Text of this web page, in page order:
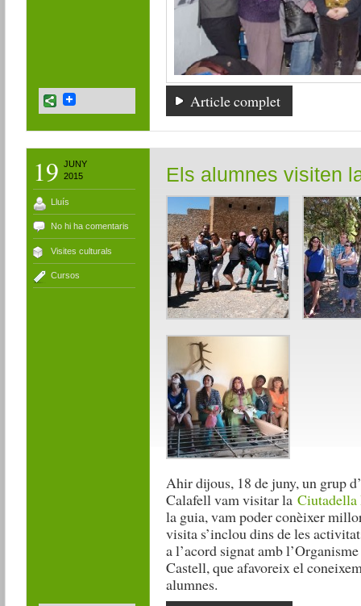
Article complet
19 JUNY
2015
Lluís
No hi ha comentaris
Visites culturals
Cursos
Els alumnes visiten
Ahir dijous, 18 de juny, un grup
Calafell vam visitar la Ciutadella
la guia, vam poder conèixer
visita s’inclou dins de les
a l’acord signat amb
Castell, que afavoreix el
alumnes.